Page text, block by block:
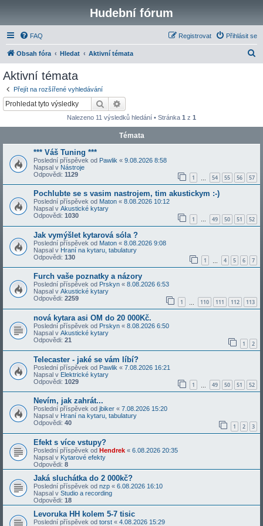
Hudební fórum
FAQ Přihlásit se
Registrovat
Obsah fóra Hledat Aktivní témata
Aktivní témata
Přejít na rozšířené vyhledávání
Hledat
Nalezeno 11 výsledků hledání • Stránka 1 z 1
Témata
*** Váš Tuning ***
Poslední příspěvek od Pawlik « 9.08.2026 8:58
Napsal v Nástroje
Odpovědi: 1129 1 54 55 56 57
Pochlubte se s vasim nastrojem, tim akustickym :-)
Poslední příspěvek od Maton « 8.08.2026 10:12
Napsal v Akustické kytary
Odpovědi: 1030 1 … 49 50 51 52
Jak vymýšlet kytarová sóla ?
Poslední příspěvek od Maton « 8.08.2026 9:08
Napsal v Hraní na kytaru, tabulatury
Odpovědi: 130 1 4 5 6 7
Furch vaše poznatky a názory
Poslední příspěvek od Prskyn « 8.08.2026 6:53
Napsal v Akustické kytary
Odpovědi: 2259 1 110 111 112 113
nová kytara asi OM do 20 000Kč.
Poslední příspěvek od Prskyn « 8.08.2026 6:50
Napsal v Akustické kytary
Odpovědi: 21 1 2
Telecaster - jaké se vám líbí?
Poslední příspěvek od Pawlik « 7.08.2026 16:21
Napsal v Elektrické kytary
Odpovědi: 1029 1 49 50 51 52
Nevím, jak zahrát...
Poslední příspěvek od jbiker « 7.08.2026 15:20
Napsal v Hraní na kytaru, tabulatury
Odpovědi: 40 1 2 3
Efekt s více vstupy?
Poslední příspěvek od Hendrek « 6.08.2026 20:35
Napsal v Kytarové efekty
Odpovědi: 8
Jaká sluchátka do 2 000kč?
Poslední příspěvek od nzp « 6.08.2026 16:10
Napsal v Studio a recording
Odpovědi: 18
Levoruka HH kolem 5-7 tisic
Poslední příspěvek od torst « 4.08.2026 15:29